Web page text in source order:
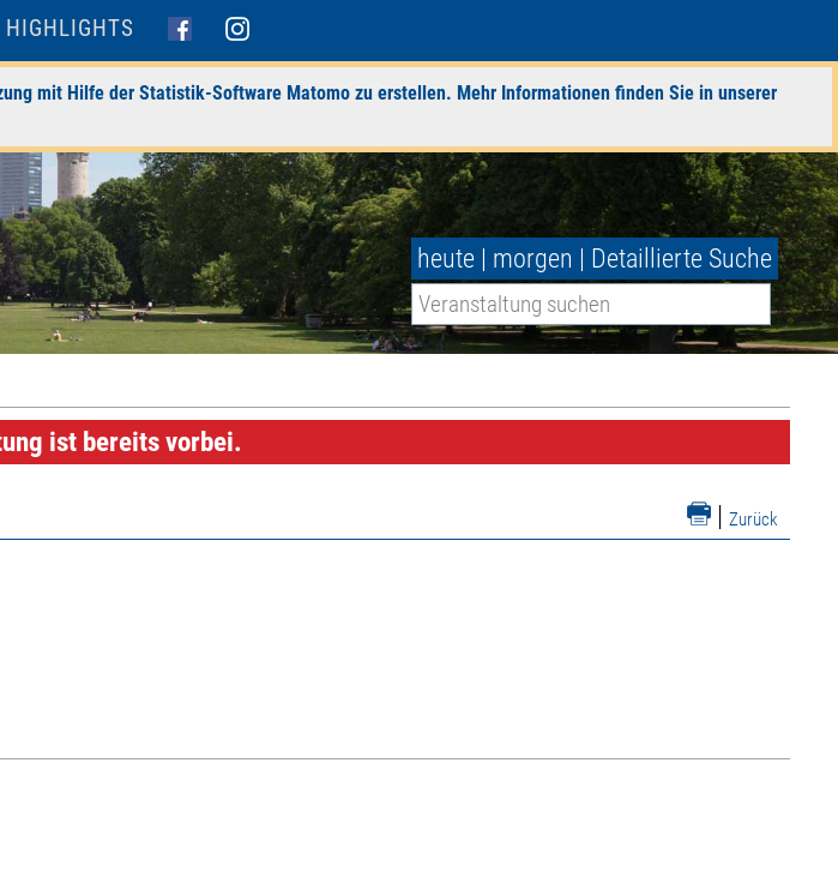
HIGHLIGHTS
mit Hilfe der Statistik-Software Matomo zu erstellen. Mehr Informationen finden Sie in unserer
heute | morgen | Detaillierte Suche
ist bereits vorbei.
| Zurück